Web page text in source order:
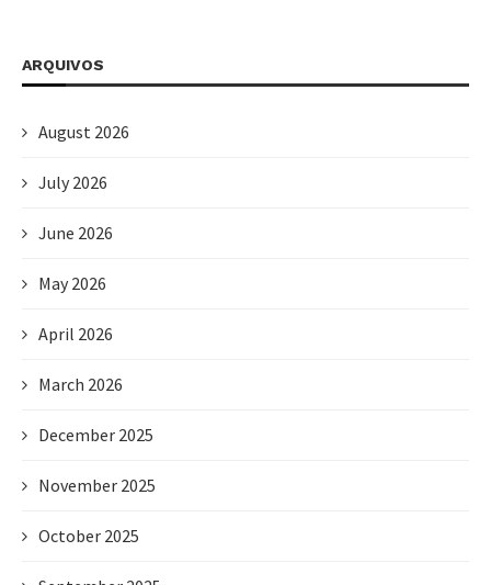
ARQUIVOS
August 2026
July 2026
June 2026
May 2026
April 2026
March 2026
December 2025
November 2025
October 2025